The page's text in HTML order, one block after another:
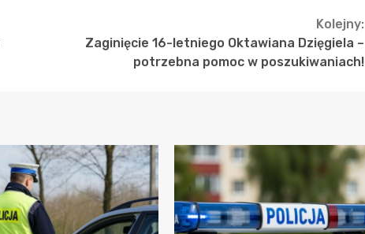
Kolejny:
Zaginięcie 16-letniego Oktawiana Dzięgiela –
potrzebna pomoc w poszukiwaniach!